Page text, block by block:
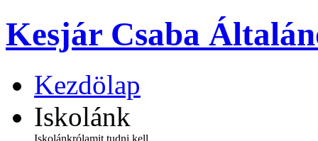
Kesjár Csaba
Kezdölap
Iskolánk
Iskolánkrólamit tudni kell...